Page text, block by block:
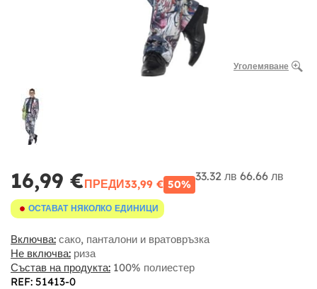
Уголемяване
16,99 €ПРЕДИ33,99 € 50%
33.32 лв 66.66 лв
ОСТАВАТ НЯКОЛКО ЕДИНИЦИ
Включва: сако, панталони и вратовръзка
Не включва: риза
Състав на продукта: 100% полиестер
REF: 51413-0